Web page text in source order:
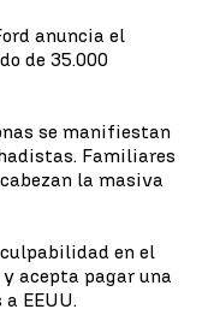
anuncia el
de 35.000
se manifiestan
Familiares
la masiva
en el
acepta pagar una
EEUU.